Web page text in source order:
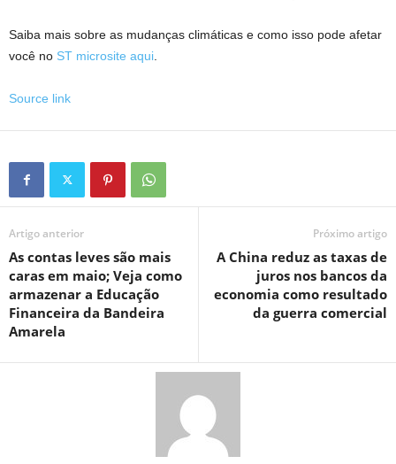
Saiba mais sobre as mudanças climáticas e como isso pode afetar
você no ST microsite aqui
Source link
Artigo anterior
As contas leves são mais
caras em maio; Veja como
armazenar a Educação
Financeira da Bandeira
Amarela
Próximo artigo
A China reduz as taxas de
juros nos bancos da
economia como resultado
da guerra comercial